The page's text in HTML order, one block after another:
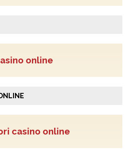
online
casino online